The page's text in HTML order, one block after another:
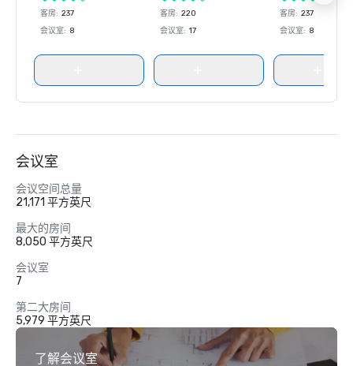
客房: 237
会议室: 8
客房: 220
会议室: 17
客房: 237
会议室: 8
会议室
会议空间总量
21,171 平方英尺
最大的房间
8,050 平方英尺
会议室
7
第二大房间
5,979 平方英尺
了解会议室